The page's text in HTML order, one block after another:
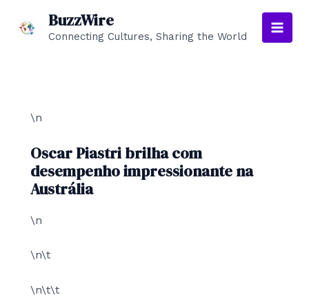
BuzzWire
Connecting Cultures, Sharing the World
Main
\n
Oscar Piastri brilha com
desempenho impressionante na
Austrália
\n
\n\t
\n\t\t